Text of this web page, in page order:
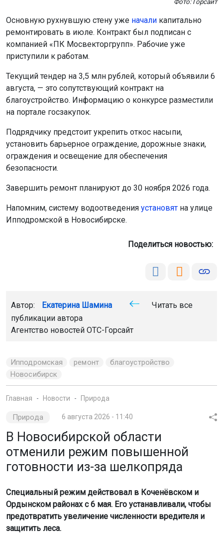
Фото: Горсайт
Основную рухнувшую стену уже начали капитально
ремонтировать в июле. Контракт был подписан с
компанией «ПК Мосвекторгрупп». Рабочие уже
приступили к работам.
Текущий тендер на 3,5 млн рублей, который объявили 6
августа, — это сопутствующий контракт на
благоустройство. Информацию о конкурсе разместили
на портале госзакупок.
Подрядчику предстоит укрепить откос насыпи,
установить барьерное ограждение, дорожные знаки,
ограждения и освещение для обеспечения
безопасности.
Завершить ремонт планируют до 30 ноября 2026 года.
Напомним, систему водоотведения установят на улице
Ипподромской в Новосибирске.
Поделиться новостью:
Автор: Екатерина Шамина
Читать все
публикации автора
Агентство новостей ОТС-Горсайт
Ипподромская ремонт
благоустройство
Новосибирск
Главная Новости Природа
Природа 6 августа 2026 - 11:40
В Новосибирской области
отменили режим повышенной
готовности из-за шелкопряда
Специальный режим действовал в Коченёвском и
Ордынском районах с 6 мая. Его устанавливали, чтобы
предотвратить увеличение численности вредителя и
защитить леса.